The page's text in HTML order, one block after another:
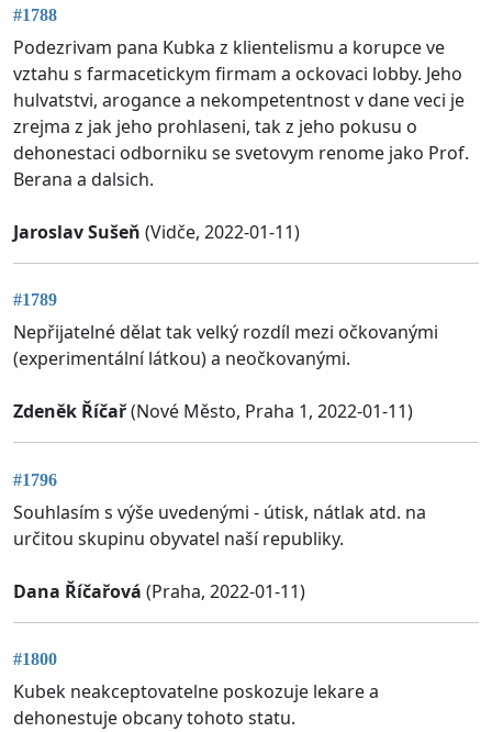
#1788
Podezrivam pana Kubka z klientelismu a korupce ve
vztahu s farmacetickym firmam a ockovaci lobby. Jeho
hulvatstvi, arogance a nekompetentnost v dane veci je
zrejma z jak jeho prohlaseni, tak z jeho pokusu o
dehonestaci odborniku se svetovym renome jako Prof.
Berana a dalsich.
Jaroslav Sušeň (Vidče, 2022-01-11)
#1789
Nepřijatelné dělat tak velký rozdíl mezi očkovanými
(experimentální látkou) a neočkovanými.
Zdeněk Říčař(Nové Město, Praha 1, 2022-01-11)
#1796
Souhlasím s výše uvedenými - útisk, nátlak atd. na
určitou skupinu obyvatel naší republiky.
Dana Říčařová (Praha, 2022-01-11)
#1800
Kubek neakceptovatelne poskozuje lekare a
dehonestuje obcany tohoto statu.